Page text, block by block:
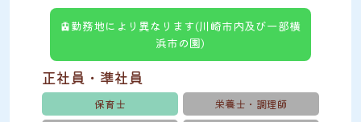
🚊勤務地により異なります(川崎市内及び一部横
浜市の園)
正社員・準社員
保育士
栄養士・調理師